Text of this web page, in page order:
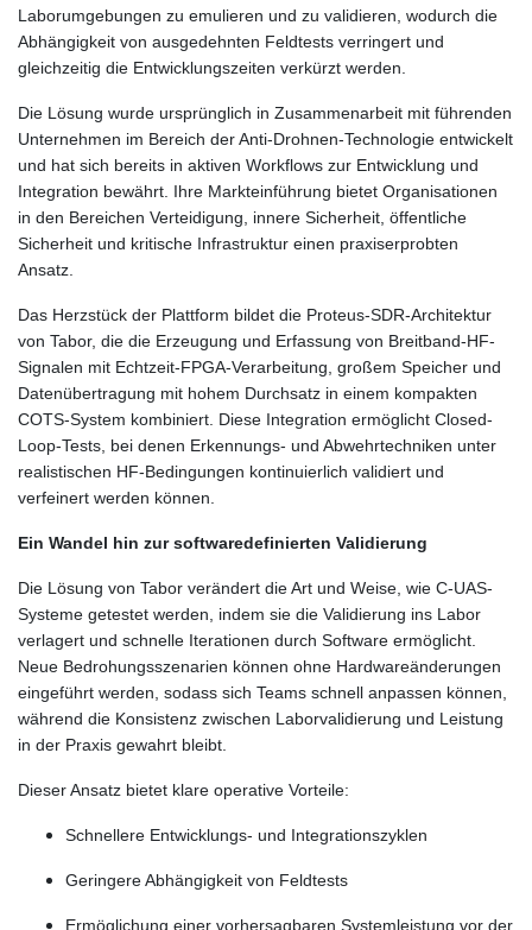
Laborumgebungen zu emulieren und zu validieren, wodurch die
Abhängigkeit von ausgedehnten Feldtests verringert und
gleichzeitig die Entwicklungszeiten verkürzt werden.
Die Lösung wurde ursprünglich in Zusammenarbeit mit führenden
Unternehmen im Bereich der Anti-Drohnen-Technologie entwickelt
und hat sich bereits in aktiven Workflows zur Entwicklung und
Integration bewährt. Ihre Markteinführung bietet Organisationen
in den Bereichen Verteidigung, innere Sicherheit, öffentliche
Sicherheit und kritische Infrastruktur einen praxiserprobten
Ansatz.
Das Herzstück der Plattform bildet die Proteus-SDR-Architektur
von Tabor, die die Erzeugung und Erfassung von Breitband-HF-
Signalen mit Echtzeit-FPGA-Verarbeitung, großem Speicher und
Datenübertragung mit hohem Durchsatz in einem kompakten
COTS-System kombiniert. Diese Integration ermöglicht Closed-
Loop-Tests, bei denen Erkennungs- und Abwehrtechniken unter
realistischen HF-Bedingungen kontinuierlich validiert und
verfeinert werden können.
Ein Wandel hin zur softwaredefinierten Validierung
Die Lösung von Tabor verändert die Art und Weise, wie C-UAS-
Systeme getestet werden, indem sie die Validierung ins Labor
verlagert und schnelle Iterationen durch Software ermöglicht.
Neue Bedrohungsszenarien können ohne Hardwareänderungen
eingeführt werden, sodass sich Teams schnell anpassen können,
während die Konsistenz zwischen Laborvalidierung und Leistung
in der Praxis gewahrt bleibt.
Dieser Ansatz bietet klare operative Vorteile:
Schnellere Entwicklungs- und Integrationszyklen
Geringere Abhängigkeit von Feldtests
Ermöglichung einer vorhersagbaren Systemleistung vor der